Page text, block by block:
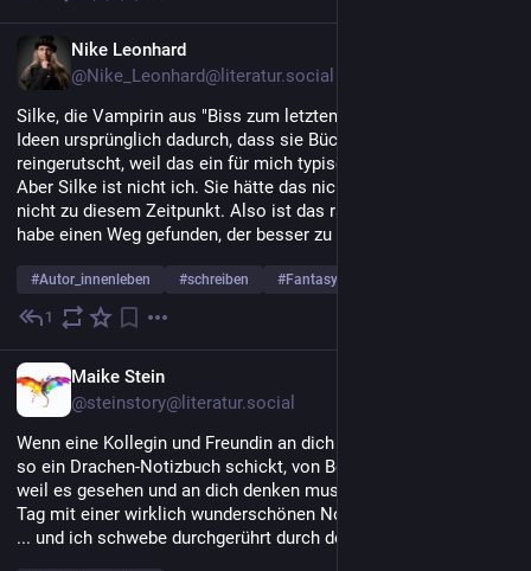
Nike Leonhard
@Nike_Leonhard@literatur.social
Silke, die Vampirin aus "Biss zum letzten Akt" bekam ihre
Ideen ursprünglich dadurch, dass sie Bücher las. Das ist mir so
reingerutscht, weil das ein für mich typisches Verhalten ist.
Aber Silke ist nicht ich. Sie hätte das nicht getan - schon gar
nicht zu diesem Zeitpunkt. Also ist das rausgeflogen und ich
habe einen Weg gefunden, der besser zu ihr passt.
#Autor_innenleben #schreiben #Fantasy
1
Maike Stein
@steinstory@literatur.social
Wenn eine Kollegin und Freundin an dich denkt und dir einfach
so ein Drachen-Notizbuch schickt, von Belgien nach Berlin,
weil es gesehen und an dich denken musste, dann endet ein
Tag mit einer wirklich wunderschönen Note.
... und ich schwebe durchgerührt durch den Abend.